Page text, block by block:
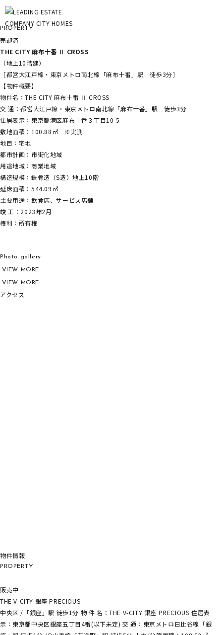
物件情報
PROPERTY
売却済
THE CITY 麻布十番 Ⅱ CROSS
（地上10階建）
［都営大江戸線・東京メトロ南北線「麻布十番」駅 徒歩3分］
【物件概要】
物件名：THE CITY 麻布十番 Ⅱ CROSS
交 通：都営大江戸線・東京メトロ南北線「麻布十番」駅 徒歩3分
住居表示：東京都港区麻布十番３丁目10-5
敷地面積：100.88㎡ ※実測
地目：宅地
都市計画：市街化地域
用途地域：商業地域
構造規模：鉄骨造（S造）地上10階
延床面積：544.09㎡
主要用途：飲食店、サービス店舗
竣 工：2023年2月
権利：所有権
Photo gallery
VIEW MORE
VIEW MORE
アクセス
物件情報
PROPERTY
販売中
THE V-CITY 銀座 PRECIOUS
中央区 /「銀座」駅 徒歩1分 物 件 名：THE V-CITY 銀座 PRECIOUS 住居表
示：東京都中央区銀座五丁目4番(以下未定) 交 通：東京メトロ日比谷線「銀